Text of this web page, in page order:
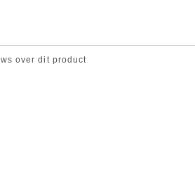
over dit product